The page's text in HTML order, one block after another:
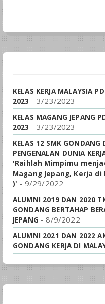
KELAS KERJA MALAYSIA
2023 - 3/23/2023
KELAS MAGANG JEPANG
2023 - 3/23/2023
KELAS 12 SMK GONDANG
PENGENALAN DUNIA
'Raihlah Mimpimu
Magang Jepang, Kerja
)' - 9/29/2022
ALUMNI 2019 DAN 2020
GONDANG BERTAHAP
JEPANG - 8/9/2022
ALUMNI 2021 DAN 2022
GONDANG KERJA DI